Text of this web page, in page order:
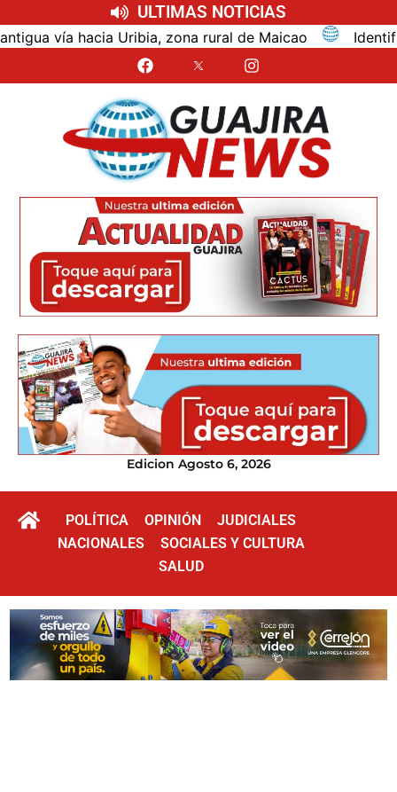
ULTIMAS NOTICIAS
vía hacia Uribia, zona rural de Maicao Identifican
Edicion Agosto 6, 2026
POLÍTICA OPINIÓN
JUDICIALES
NACIONALES
SOCIALES Y CULTURA
SALUD